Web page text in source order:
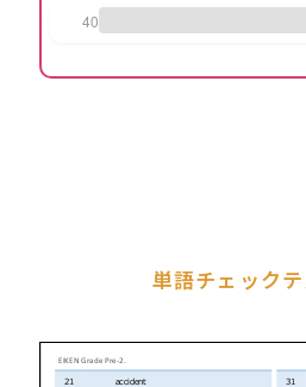
単語チェック